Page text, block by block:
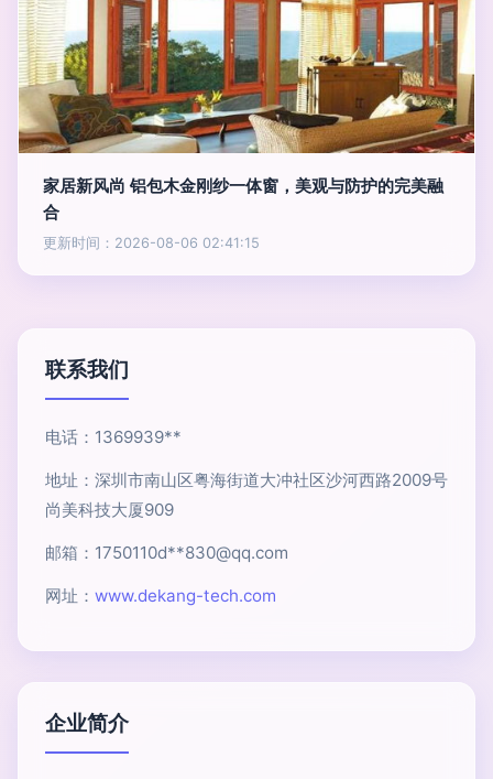
家居新风尚 铝包木金刚纱一体窗，美观与防护的完美融
合
更新时间：2026-08-06 02:41:15
联系我们
电话：1369939**
地址：深圳市南山区粤海街道大冲社区沙河西路2009号
尚美科技大厦909
邮箱：1750110d**830@qq.com
网址： www.dekang-tech.com
企业简介